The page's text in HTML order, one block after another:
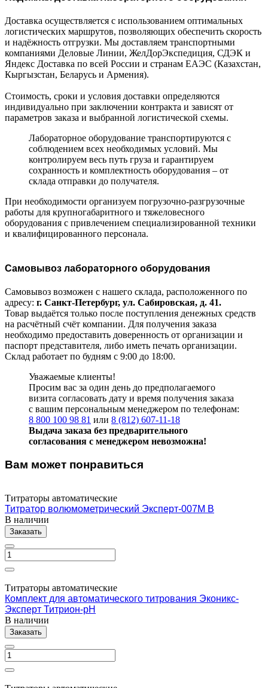
Доставка осуществляется с использованием оптимальных
логистических маршрутов, позволяющих обеспечить скорость
и надёжность отгрузки. Мы доставляем транспортными
компаниями Деловые Линии, ЖелДорЭкспедиция, СДЭК и
Яндекс Доставка по всей России и странам ЕАЭС (Казахстан,
Кыргызстан, Беларусь и Армения).
Стоимость, сроки и условия доставки определяются
индивидуально при заключении контракта и зависят от
параметров заказа и выбранной логистической схемы.
Лабораторное оборудование транспортируются с
соблюдением всех необходимых условий. Мы
контролируем весь путь груза и гарантируем
сохранность и комплектность оборудования – от
склада отправки до получателя.
При необходимости организуем погрузочно-разгрузочные
работы для крупногабаритного и тяжеловесного
оборудования с привлечением специализированной техники
и квалифицированного персонала.
Самовывоз лабораторного оборудования
Самовывоз возможен с нашего склада, расположенного по
адресу: г. Санкт-Петербург, ул. Сабировская, д. 41.
Товар выдаётся только после поступления денежных средств
на расчётный счёт компании. Для получения заказа
необходимо предоставить доверенность от организации и
паспорт представителя, либо иметь печать организации.
Склад работает по будням с 9:00 до 18:00.
Уважаемые клиенты!
Просим вас за один день до предполагаемого
визита согласовать дату и время получения заказа
с вашим персональным менеджером по телефонам:
8 800 100 98 81 или 8 (812) 607-11-18
Выдача заказа без предварительного
согласования с менеджером невозможна!
Вам может понравиться
Титраторы автоматические
Титратор волюмометрический Эксперт-007М В
В наличии
Заказать
Титраторы автоматические
Комплект для автоматического титрования Эконикс-
Эксперт Титрион-рН
В наличии
Заказать